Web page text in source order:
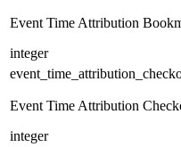
Event Time Attribution
integer
Event Time Attribution
integer